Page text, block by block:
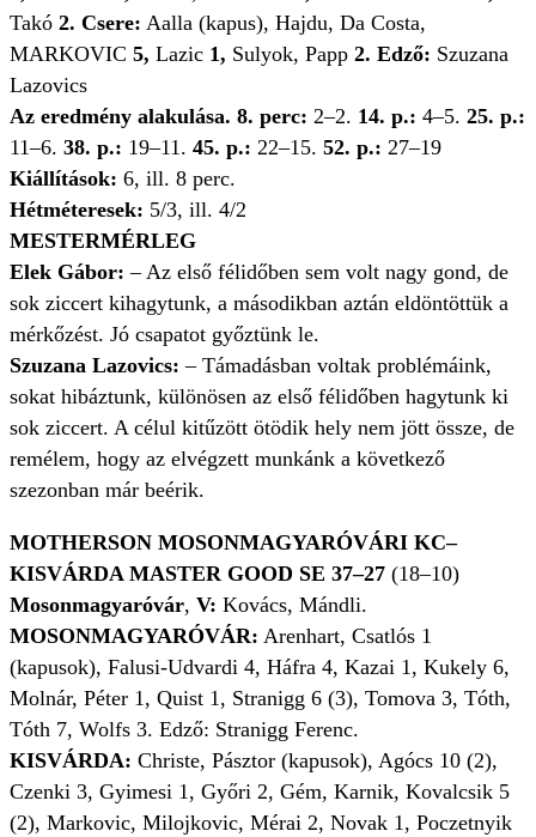
Takó 2. Csere: Aalla (kapus), Hajdu, Da Costa,
MARKOVIC 5, Lazic 1, Sulyok, Papp 2. Edző: Szuzana
Lazovics
Az eredmény alakulása. 8. perc: 2–2. 14. p.: 4–5. 25. p.:
11–6. 38. p.: 19–11. 45. p.: 22–15. 52. p.: 27–19
Kiállítások: 6, ill. 8 perc.
Hétméteresek: 5/3, ill. 4/2
MESTERMÉRLEG
Elek Gábor: – Az első félidőben sem volt nagy gond, de
sok ziccert kihagytunk, a másodikban aztán eldöntöttük a
mérkőzést. Jó csapatot győztünk le.
Szuzana Lazovics: – Támadásban voltak problémáink,
sokat hibáztunk, különösen az első félidőben hagytunk ki
sok ziccert. A célul kitűzött ötödik hely nem jött össze, de
remélem, hogy az elvégzett munkánk a következő
szezonban már beérik.
MOTHERSON MOSONMAGYARÓVÁRI KC–
KISVÁRDA MASTER GOOD SE 37–27 (18–10)
Mosonmagyaróvár, V: Kovács, Mándli.
MOSONMAGYARÓVÁR: Arenhart, Csatlós 1
(kapusok), Falusi-Udvardi 4, Háfra 4, Kazai 1, Kukely 6,
Molnár, Péter 1, Quist 1, Stranigg 6 (3), Tomova 3, Tóth,
Tóth 7, Wolfs 3. Edző: Stranigg Ferenc.
KISVÁRDA: Christe, Pásztor (kapusok), Agócs 10 (2),
Czenki 3, Gyimesi 1, Győri 2, Gém, Karnik, Kovalcsik 5
(2), Markovic, Milojkovic, Mérai 2, Novak 1, Poczetnyik